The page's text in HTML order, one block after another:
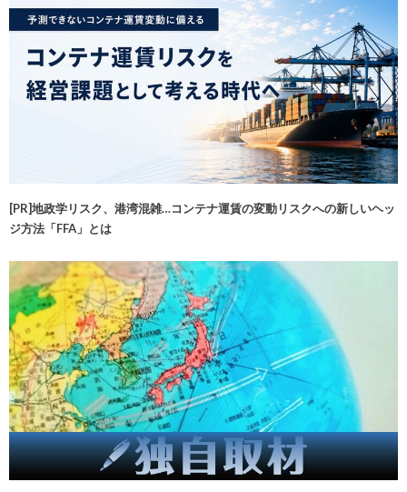
[PR]地政学リスク、港湾混雑…コンテナ運賃の変動リスクへの新しいヘッ
ジ方法「FFA」とは